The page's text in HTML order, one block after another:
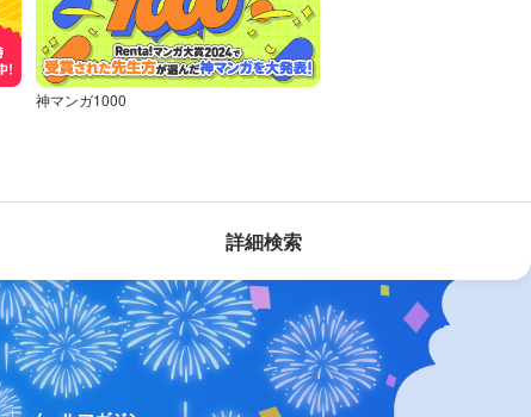
神マンガ1000
詳細検索